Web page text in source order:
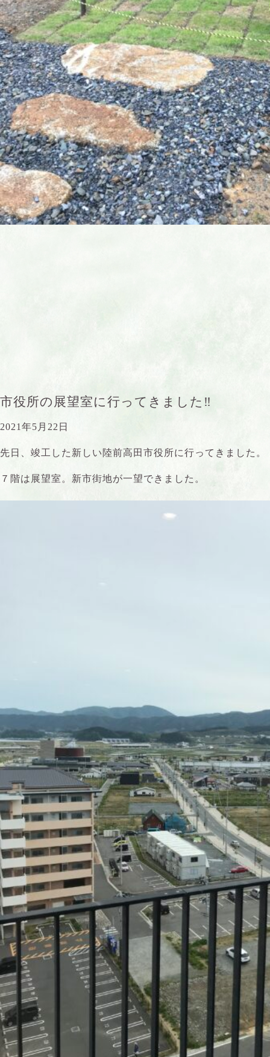
市役所の展望室に行ってきました‼︎
2021年5月22日
先日、竣工した新しい陸前高田市役所に行ってきました。
７階は展望室。新市街地が一望できました。